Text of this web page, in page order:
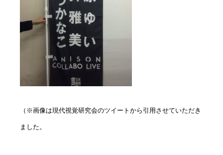
（※画像は現代視覚研究会のツイートから引用させていただき
ました。